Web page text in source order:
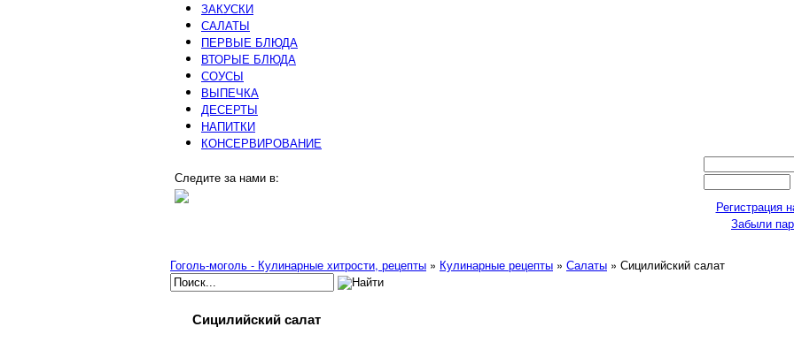
ЗАКУСКИ
САЛАТЫ
ПЕРВЫЕ БЛЮДА
ВТОРЫЕ БЛЮДА
СОУСЫ
ВЫПЕЧКА
ДЕСЕРТЫ
НАПИТКИ
КОНСЕРВИРОВАНИЕ
Следите за нами в:
Регистрация
Забыли
Гоголь-моголь - Кулинарные хитрости, рецепты » Кулинарные рецепты » Салаты » Сицилийский салат
Сицилийский салат